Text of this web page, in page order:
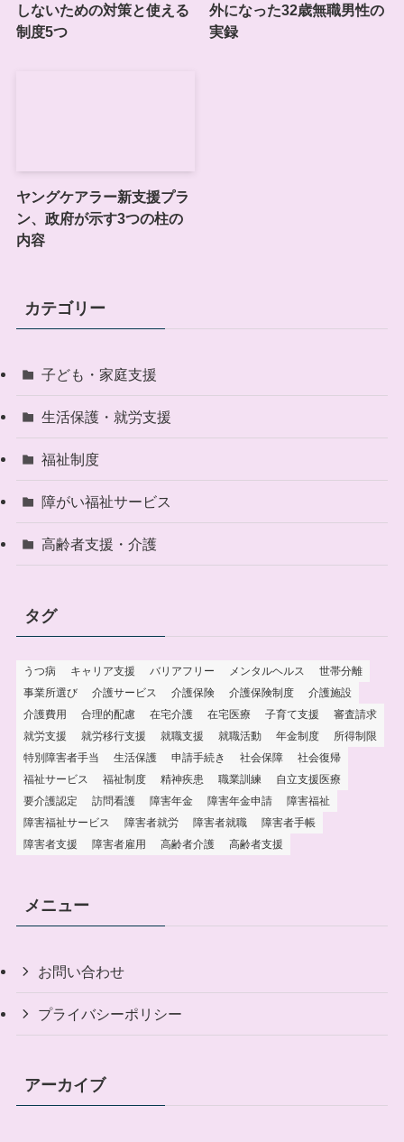
しないための対策と使える
制度5つ
外になった32歳無職男性の
実録
ヤングケアラー新支援プラ
ン、政府が示す3つの柱の
内容
カテゴリー
子ども・家庭支援
生活保護・就労支援
福祉制度
障がい福祉サービス
高齢者支援・介護
タグ
うつ病 キャリア支援 バリアフリー メンタルヘルス
世帯分離
事業所選び
介護サービス 介護保険 介護保険制度
介護施設
介護費用
合理的配慮 在宅介護 在宅医療 子育て支援
審査請求
就労支援
就労移行支援 就職支援 就職活動 年金制度
所得制限
特別障害者手当
生活保護 申請手続き 社会保障
社会復帰
福祉サービス
福祉制度 精神疾患 職業訓練
自立支援医療
要介護認定
訪問看護 障害年金 障害年金申請
障害福祉
障害福祉サービス
障害者就労 障害者就職
障害者手帳
障害者支援
障害者雇用 高齢者介護 高齢者支援
メニュー
お問い合わせ
プライバシーポリシー
アーカイブ